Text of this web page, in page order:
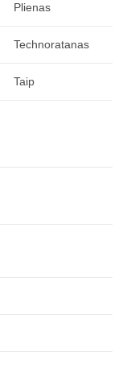
Plienas
Technoratanas
Taip